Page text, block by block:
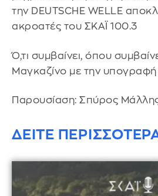
την DEUTSCHE WELLE
ακροατές του ΣΚΑΪ 100.3
Ό,τι συμβαίνει, όπου
Μαγκαζίνο με την υπογραφή
Παρουσίαση: Σπύρος
ΔΕΙΤΕ